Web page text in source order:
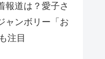
道は？愛子さ
ャンボリー「お
注目